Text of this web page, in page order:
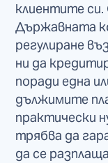
клиентите
Държавната
регулиране
ни да
поради една
дължимите
практически
трябва да
да се